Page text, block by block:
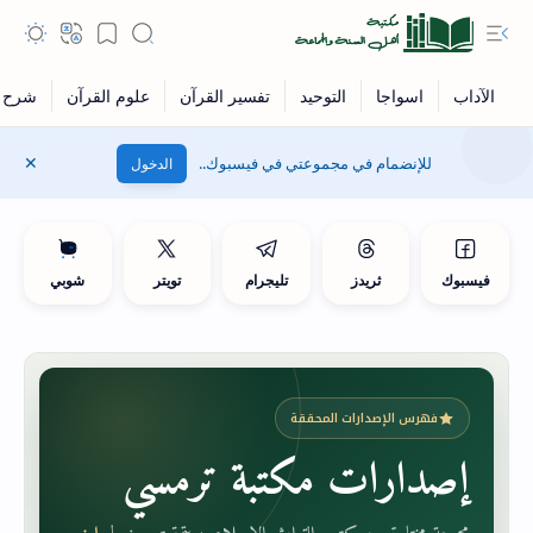
للإنضمام في مجموعتي في فيسبوك.. الدخول
فيسبوك ثريدز تليجرام تويتر شوبي
فهرس الإصدارات المحققة
إصدارات مكتبة ترمسي